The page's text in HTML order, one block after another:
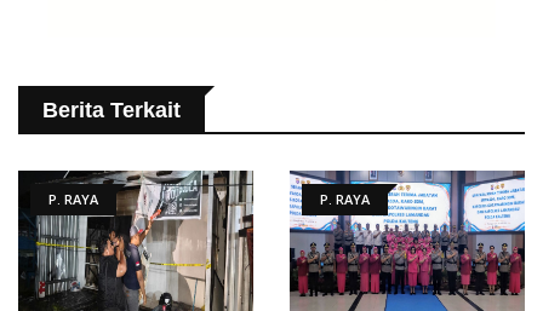
Berita Terkait
P. RAYA P. RAYA